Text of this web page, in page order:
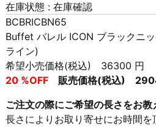
在庫状態 : 在庫確認
BCBRICBN65
Buffet バレル ICON ブラックニ
ライン)
希望小売価格(税込) 36300 円
20 %OFF販売価格(税込)
ご注文の際にご希望の長さをお教
長さによりお取り寄せにお時間